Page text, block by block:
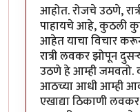
आहोत. रोजचे उठणे,
पाहायचे आहे, कुठली
आहेत याचा विचार
रात्री लवकर झोपून
उठणे हे आम्ही जमवतो.
आठच्या आधी आम्ही
एखाद्या ठिकाणी